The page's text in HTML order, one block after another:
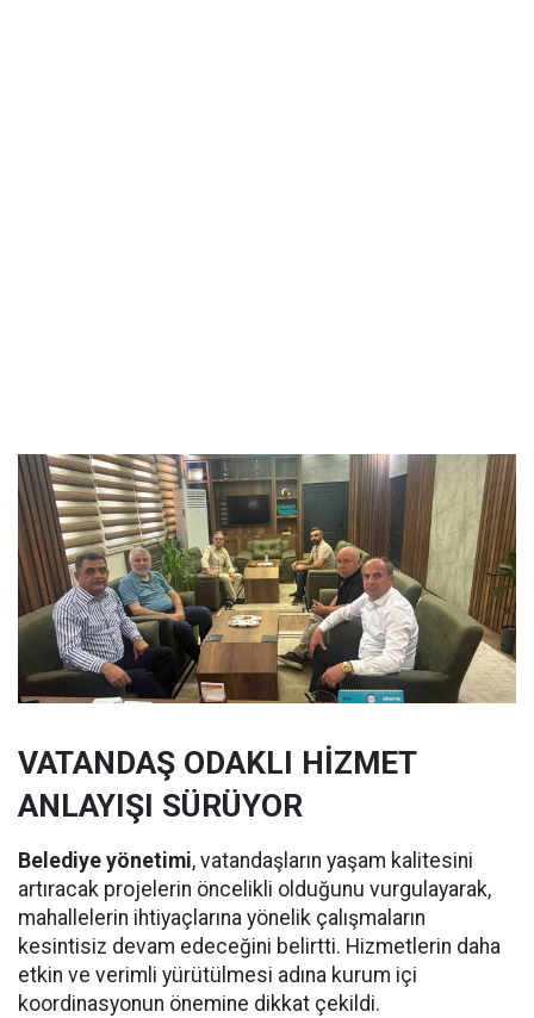
VATANDAŞ ODAKLI HİZMET
ANLAYIŞI SÜRÜYOR
Belediye yönetimi, vatandaşların yaşam kalitesini
artıracak projelerin öncelikli olduğunu vurgulayarak,
mahallelerin ihtiyaçlarına yönelik çalışmaların
kesintisiz devam edeceğini belirtti. Hizmetlerin daha
etkin ve verimli yürütülmesi adına kurum içi
koordinasyonun önemine dikkat çekildi.